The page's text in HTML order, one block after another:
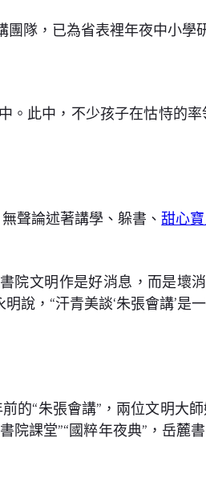
隊，已為省表裡年夜中小學
此中，不少孩子在怙恃的
聲論述著講學、躲書、甜心
院文明作是好消息，而是壞
說，“汗青美談‘朱張會講’
的“朱張會講”，兩位文明大
院課堂”“國粹年夜典”，岳